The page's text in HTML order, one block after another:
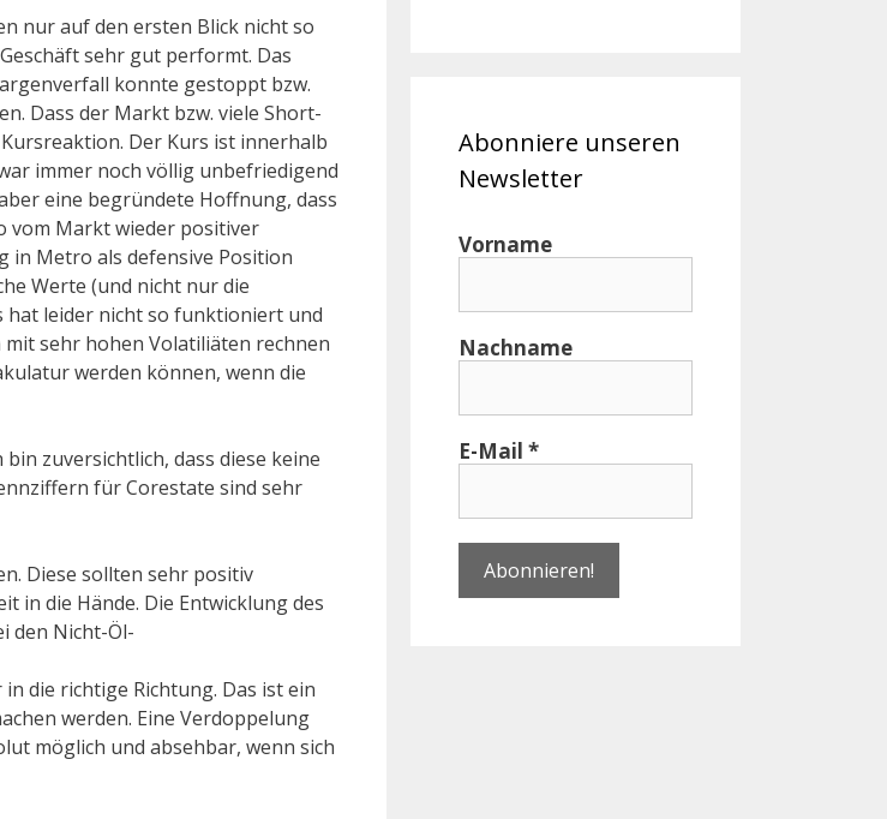
nur auf den ersten Blick nicht so
sehr gut performt. Das
konnte gestoppt bzw.
Dass der Markt bzw. viele Short-
Der Kurs ist innerhalb
immer noch völlig unbefriedigend
eine begründete Hoffnung, dass
vom Markt wieder positiver
in Metro als defensive Position
Werte (und nicht nur die
hat leider nicht so funktioniert und
sehr hohen Volatiliäten rechnen
werden können, wenn die
zuversichtlich, dass diese keine
für Corestate sind sehr
Diese sollten sehr positiv
in die Hände. Die Entwicklung des
den Nicht-Öl-
die richtige Richtung. Das ist ein
werden. Eine Verdoppelung
möglich und absehbar, wenn sich
Abonniere unseren
Newsletter
Vorname
Nachname
E-Mail *